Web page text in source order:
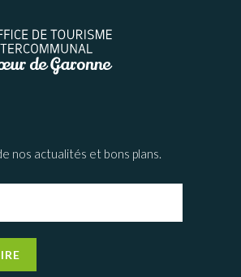
nos actualités et bons plans.